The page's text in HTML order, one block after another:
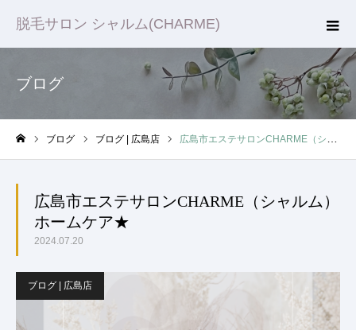
脱毛サロン シャルム(CHARME)
ブログ
ブログ ブログ | 広島店 広島市エステサロンCHARME（シャルム）ホームケア★
広島市エステサロンCHARME（シャルム）
ホームケア★
2024.07.20
ブログ | 広島店